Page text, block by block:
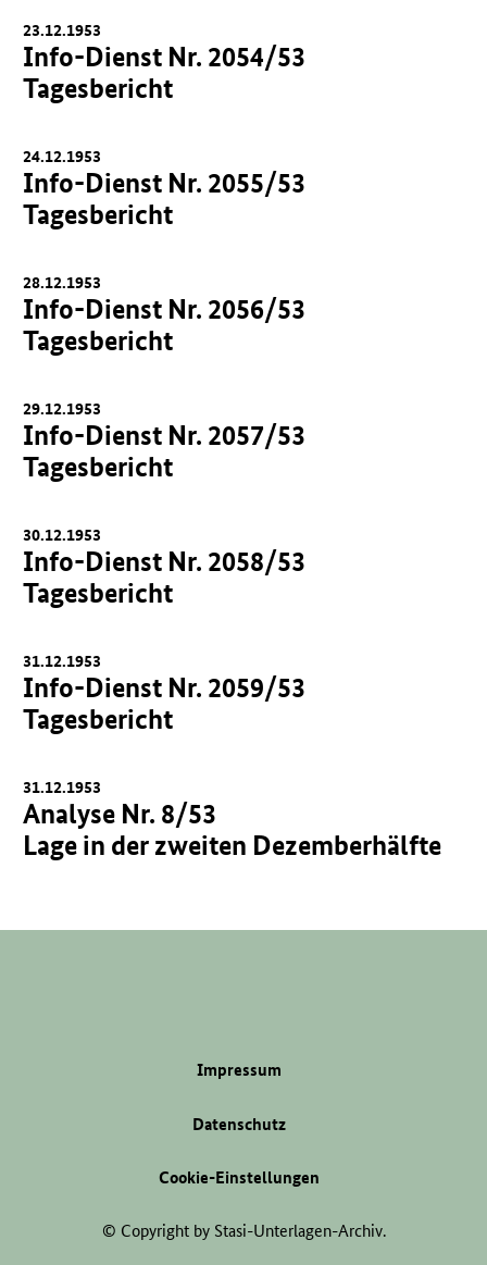
23.12.1953
Info-Dienst Nr. 2054/53
Tagesbericht
24.12.1953
Info-Dienst Nr. 2055/53
Tagesbericht
28.12.1953
Info-Dienst Nr. 2056/53
Tagesbericht
29.12.1953
Info-Dienst Nr. 2057/53
Tagesbericht
30.12.1953
Info-Dienst Nr. 2058/53
Tagesbericht
31.12.1953
Info-Dienst Nr. 2059/53
Tagesbericht
31.12.1953
Analyse Nr. 8/53
Lage in der zweiten Dezemberhälfte
Impressum
Datenschutz
Cookie-Einstellungen
© Copyright by Stasi-Unterlagen-Archiv.